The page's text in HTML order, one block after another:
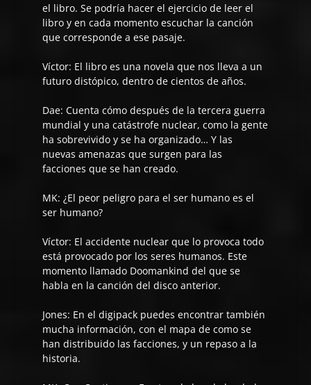
el libro. Se podría hacer el ejercicio de leer el
libro y en cada momento escuchar la canción
que corresponde a ese pasaje.
Víctor: El libro es una novela que nos lleva a un
futuro distópico, dentro de cientos de años.
Dae: Cuenta cómo después de la tercera guerra
mundial y una catástrofe nuclear, como la gente
ha sobrevivido y se ha organizado… Y las
nuevas amenazas que surgen para las
facciones que se han creado.
MK: ¿El peor peligro para el ser humano es el
ser humano?
Víctor: El accidente nuclear que lo provoca todo
está provocado por los seres humanos. Este
momento llamado Doomankinddel que se
habla en la canción del disco anterior.
Jones: En el digipack puedes encontrar también
mucha información, con el mapa de como se
han distribuido las facciones, y un repaso a la
historia.